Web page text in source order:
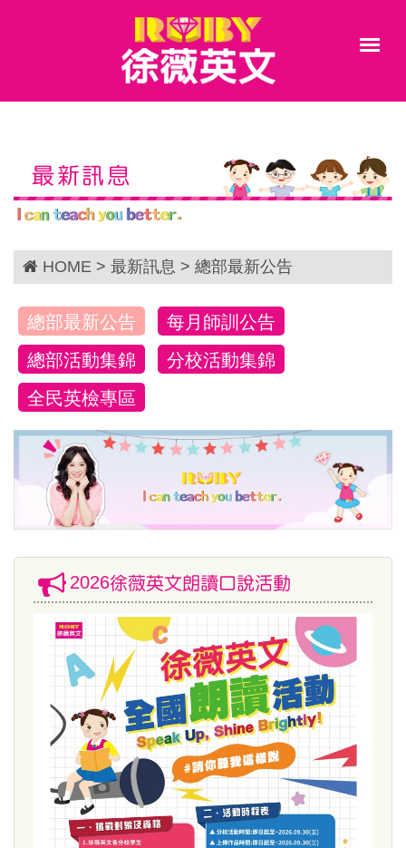
最新訊息
HOME > 最新訊息 > 總部最新公告
總部最新公告
每月師訓公告
總部活動集錦
分校活動集錦
全民英檢專區
2026徐薇英文朗讀口說活動